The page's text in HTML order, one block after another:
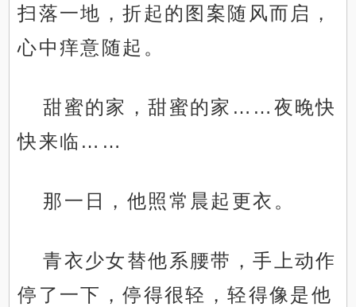
扫落一地，折起的图案随风而启，
心中痒意随起。
甜蜜的家，甜蜜的家……夜晚快
快来临……
那一日，他照常晨起更衣。
青衣少女替他系腰带，手上动作
停了一下，停得很轻，轻得像是他